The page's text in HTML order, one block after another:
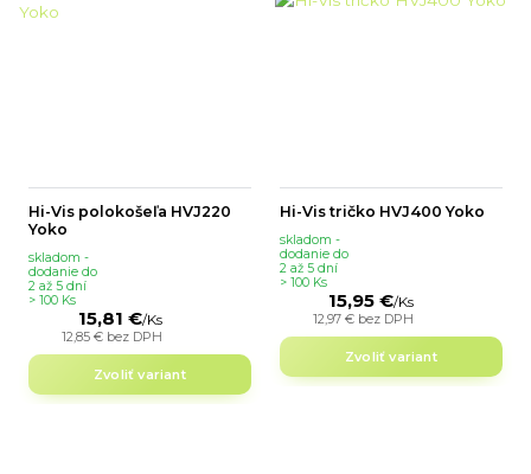
Hi-Vis polokošeľa HVJ220
Yoko
15,81 €/Ks
12,85 € bez DPH
skladom -
dodanie do
2 až 5 dní
> 100 Ks
Zvoliť variant
Hi-Vis tričko HVJ400 Yoko
15,95 €/Ks
12,97 € bez DPH
skladom -
dodanie do
2 až 5 dní
> 100 Ks
Zvoliť variant